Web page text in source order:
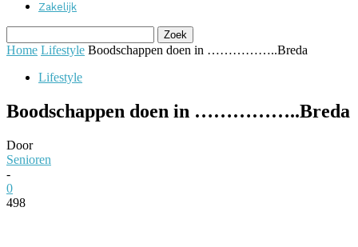
Zakelijk
Home Lifestyle Boodschappen doen in ……………..Breda
Lifestyle
Boodschappen doen in ……………..Breda
Door
Senioren
-
0
498